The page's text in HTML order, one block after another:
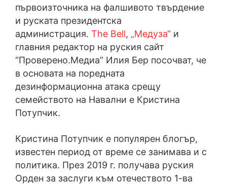
първоизточника на фалшивото твърдение
и руската президентска
администрация. The Bell, „Медуза“ и
главния редактор на руския сайт
“Проверено.Медиа” Илия Бер посочват, че
в основата на поредната
дезинформационна атака срещу
семейството на Навални е Кристина
Потупчик.
Кристина Потупчик е популярен блогър,
известен период от време се занимава и с
политика. През 2019 г. получава руския
Орден за заслуги към отечеството 1-ва